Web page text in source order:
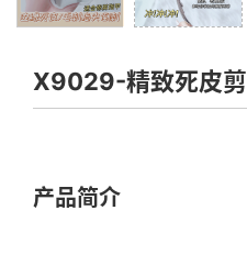
X9029-精致死皮剪
产品简介